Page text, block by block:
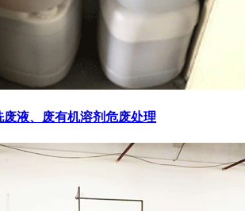
液、废有机溶剂危废处理